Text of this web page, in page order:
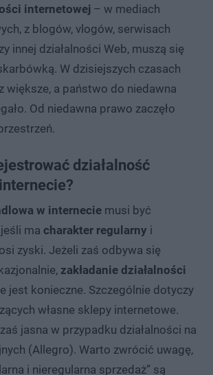
internetowej – w mediach
z blogów, vlogów, serwisach
innej działalności Web, muszą się
W dzisiejszych czasach
większe, a państwo do niedawna
Od niedawna prawo zaczęło
działalność
w internecie musi być
ma charakter regularny i
zyski. Jeżeli zaś odbywa się
zakładanie działalności
jest konieczne. Szczególnie dotyczy
własne sklepy internetowe.
jasna w przypadku działalności na
(Allegro). Warto zwrócić uwagę,
i nieregularna sprzedaż” są